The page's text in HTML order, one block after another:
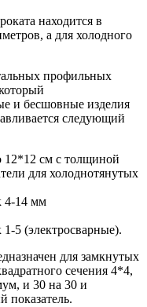
находится в
а для холодного
профильных
и бесшовные изделия
следующий
12*12 см с толщиной
для холоднотянутых
4-14 мм
5 (электросварные).
для замкнутых
сечения 4*4,
и 30 на 30 и
показатель.